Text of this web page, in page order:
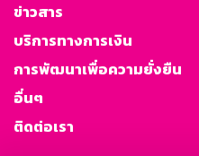
ข่าวสาร
บริการทางการเงิน
การพัฒนาเพื่อความยั่งยืน
อื่นๆ
ติดต่อเรา